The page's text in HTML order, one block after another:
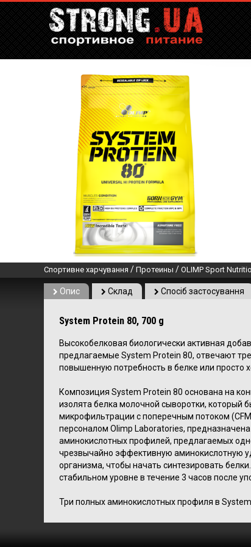
Спортивне харчування / Протеины / OLIMP Sport
Опис Склад Спосіб застосування
System Protein 80, 700 g
Высокобелковая биологически активная
предлагаемые System Protein 80, отвечают
повышенную потребность в белке или просто
Композиция System Protein 80 основана на
изолята белка молочной сыворотки, который
микрофильтрации с поперечным потоком
персоналом Olimp Laboratories,
аминокислотных профилей, предлагаемых
чрезвычайно эффективную аминокислотную
организма, чтобы начать синтезировать белки.
стабильном уровне в течение 3 часов после
Три полных аминокислотных профиля в